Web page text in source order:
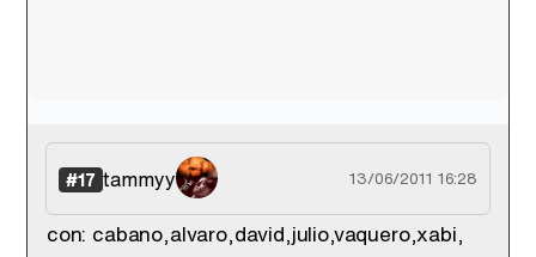
#17 tammyy 13/06/2011 16:28
con: cabano,alvaro,david,julio,vaquero,xabi,